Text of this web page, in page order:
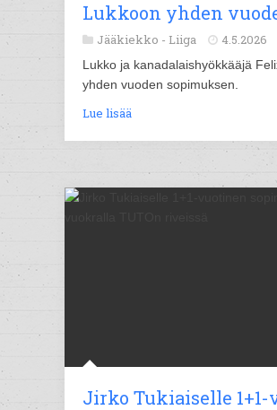
Lukkoon yhden
Jääkiekko - Liiga 4.5.2026
Lukko ja kanadalaishyökkääjä
yhden vuoden sopimuksen.
Lue lisää
Jirko Tukiaiselle